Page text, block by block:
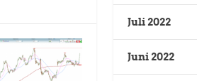
Juli 2022
Juni 2022